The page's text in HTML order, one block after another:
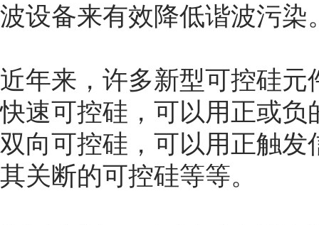
波设备来有效降低谐波污染
近年来，许多新型可控硅
快速可控硅，可以用正或
双向可控硅，可以用正触
其关断的可控硅等等。